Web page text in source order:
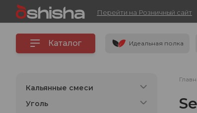
Перейти на Розничный сайт
Каталог Идеальная полка
Кальянные смеси
Уголь